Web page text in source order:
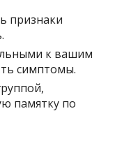
признаки
к вашим
симптомы.
памятку по